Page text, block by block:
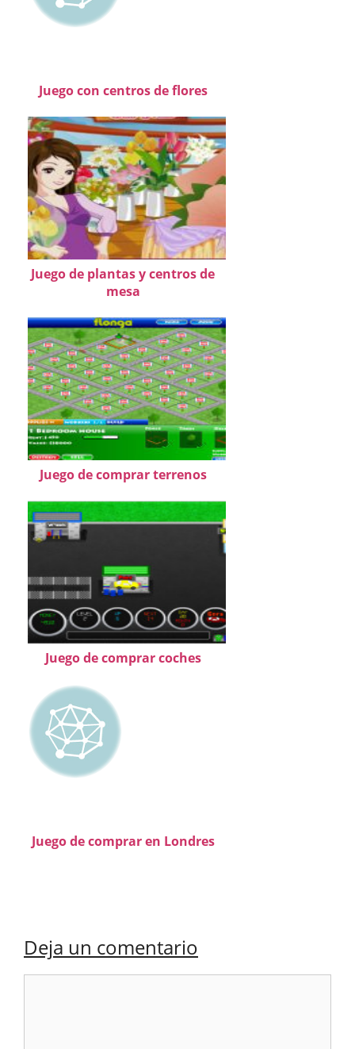
Juego con centros de flores
Juego de plantas y centros de
mesa
Juego de comprar terrenos
Juego de comprar coches
Juego de comprar en Londres
Deja un comentario